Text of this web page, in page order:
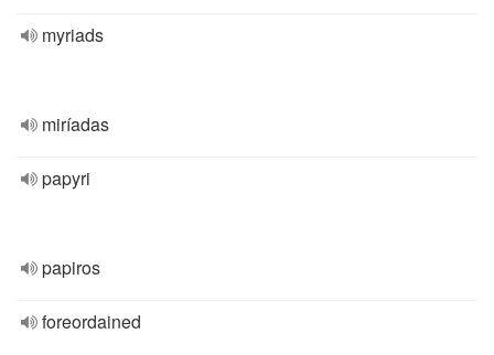
myriads
miríadas
papyri
papiros
foreordained